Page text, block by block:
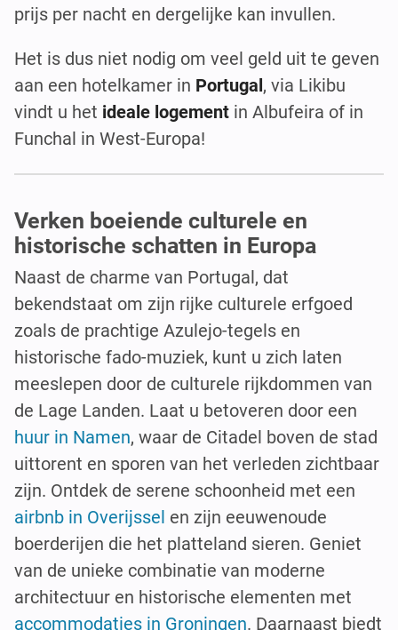
prijs per nacht en dergelijke kan invullen.
Het is dus niet nodig om veel geld uit te geven
aan een hotelkamer in Portugal, via Likibu
vindt u het ideale logement in Albufeira of in
Funchal in West-Europa!
Verken boeiende culturele en
historische schatten in Europa
Naast de charme van Portugal, dat
bekendstaat om zijn rijke culturele erfgoed
zoals de prachtige Azulejo-tegels en
historische fado-muziek, kunt u zich laten
meeslepen door de culturele rijkdommen van
de Lage Landen. Laat u betoveren door een
huur in Namen, waar de Citadel boven de stad
uittorent en sporen van het verleden zichtbaar
zijn. Ontdek de serene schoonheid met een
airbnb in Overijssel en zijn eeuwenoude
boerderijen die het platteland sieren. Geniet
van de unieke combinatie van moderne
architectuur en historische elementen met
accommodaties in Groningen. Daarnaast biedt